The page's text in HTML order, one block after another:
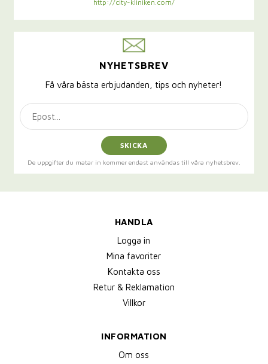
http://city-kliniken.com/
NYHETSBREV
Få våra bästa erbjudanden, tips och nyheter!
SKICKA
De uppgifter du matar in kommer endast användas till våra nyhetsbrev.
HANDLA
Logga in
Mina favoriter
Kontakta oss
Retur & Reklamation
Villkor
INFORMATION
Om oss